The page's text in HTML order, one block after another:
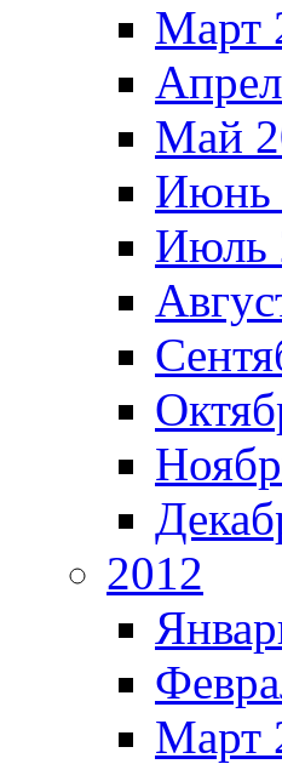
Март
Май
Июнь
Июль
2012
Март